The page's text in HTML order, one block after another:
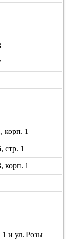
корп. 1
стр. 1
корп. 1
1 и ул. Розы